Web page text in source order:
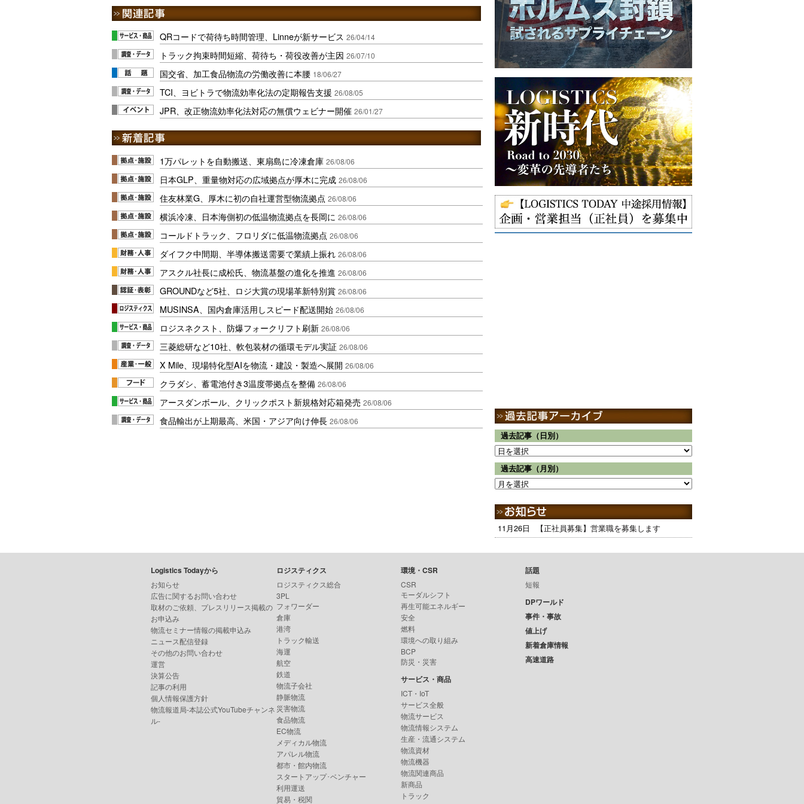
QRコードで荷待ち時間管理、Linneが新サービス 26/04/14
トラック拘束時間短縮、荷待ち・荷役改善が主因 26/07/10
国交省、加工食品物流の労働改善に本腰 18/06/27
TCI、ヨビトラで物流効率化法の定期報告支援 26/08/05
JPR、改正物流効率化法対応の無償ウェビナー開催 26/01/27
1万パレットを自動搬送、東扇島に冷凍倉庫 26/08/06
日本GLP、重量物対応の広域拠点が厚木に完成 26/08/06
住友林業G、厚木に初の自社運営型物流拠点 26/08/06
横浜冷凍、日本海側初の低温物流拠点を長岡に 26/08/06
コールドトラック、フロリダに低温物流拠点 26/08/06
ダイフク中間期、半導体搬送需要で業績上振れ 26/08/06
アスクル社長に成松氏、物流基盤の進化を推進 26/08/06
GROUNDなど5社、ロジ大賞の現場革新特別賞 26/08/06
MUSINSA、国内倉庫活用しスピード配送開始 26/08/06
ロジスネクスト、防爆フォークリフト刷新 26/08/06
三菱総研など10社、軟包装材の循環モデル実証 26/08/06
X Mile、現場特化型AIを物流・建設・製造へ展開 26/08/06
クラダシ、蓄電池付き3温度帯拠点を整備 26/08/06
アースダンボール、クリックポスト新規格対応箱発売 26/08/06
食品輸出が上期最高、米国・アジア向け伸長 26/08/06
過去記事（日別）
過去記事（月別）
11月26日 【正社員募集】営業職を募集します
Logistics Todayから
お知らせ
広告に関するお問い合わせ
取材のご依頼、プレスリリース掲載の
お申込み
物流セミナー情報の掲載申込み
ニュース配信登録
その他のお問い合わせ
運営
決算公告
記事の利用
個人情報保護方針
物流報道局-本誌公式YouTubeチャンネ
ル-
ロジスティクス
ロジスティクス総合
3PL
フォワーダー
倉庫
港湾
トラック輸送
海運
航空
鉄道
物流子会社
静脈物流
災害物流
食品物流
EC物流
メディカル物流
アパレル物流
都市・館内物流
スタートアップ･ベンチャー
利用運送
貿易・税関
環境・CSR
CSR
モーダルシフト
再生可能エネルギー
安全
燃料
環境への取り組み
BCP
防災・災害
サービス・商品
ICT・IoT
サービス全般
物流サービス
物流情報システム
生産・流通システム
物流資材
物流機器
物流関連商品
新商品
トラック
話題
短報
DPワールド
事件・事故
値上げ
新着倉庫情報
高速道路